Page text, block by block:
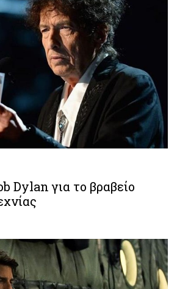
Dylan για το βραβείο